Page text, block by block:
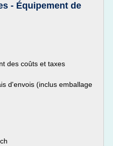
- Équipement de
des coûts et taxes
d'envois (inclus emballage